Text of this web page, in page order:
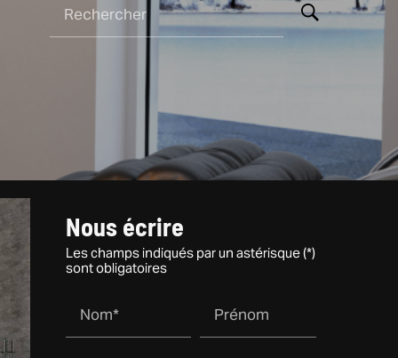
Rechercher
Nous écrire
Les champs indiqués par un astérisque (*)
sont obligatoires
Nom* Prénom